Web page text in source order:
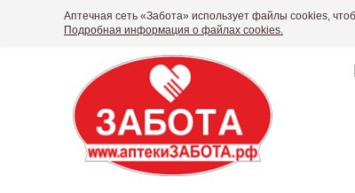
Аптечная сеть «Забота» использует файлы cookies,
Подробная информация о файлах cookies.